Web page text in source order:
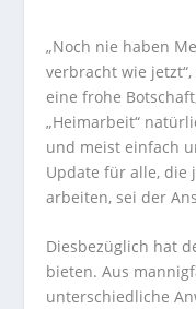
„Noch nie haben
verbracht wie
eine frohe
„Heimarbeit“
und meist einfach
Update für alle, die
arbeiten, sei der
Diesbezüglich hat
bieten. Aus
unterschiedliche